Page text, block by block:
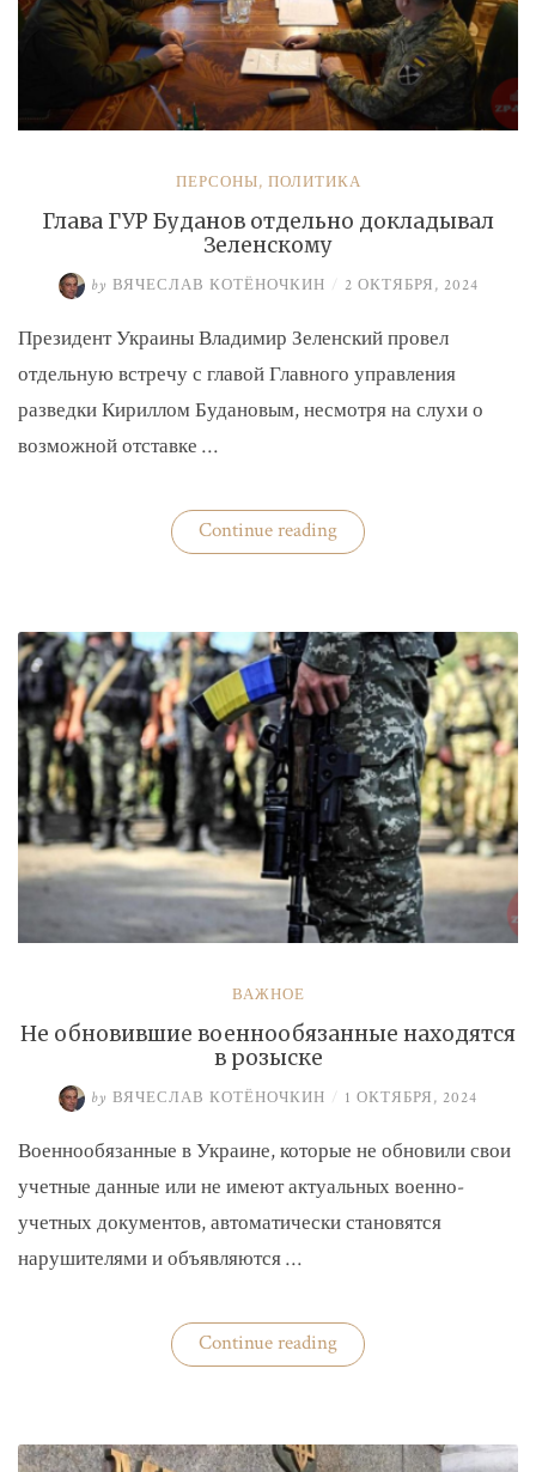
ПЕРСОНЫ, ПОЛИТИКА
Глава ГУР Буданов отдельно докладывал
Зеленскому
by ВЯЧЕСЛАВ КОТЁНОЧКИН / 2 ОКТЯБРЯ, 2024
Президент Украины Владимир Зеленский провел
отдельную встречу с главой Главного управления
разведки Кириллом Будановым, несмотря на слухи о
возможной отставке …
Continue reading«Глава
ГУР
Зеленскому»
ВАЖНОЕ
Не обновившие военнообязанные находятся
в розыске
by ВЯЧЕСЛАВ КОТЁНОЧКИН / 1 ОКТЯБРЯ, 2024
Военнообязанные в Украине, которые не обновили свои
учетные данные или не имеют актуальных военно-
учетных документов, автоматически становятся
нарушителями и объявляются …
Continue reading«Не
обновившие
розыске»